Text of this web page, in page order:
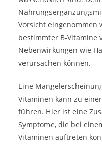
Vorsicht eingenommen
bestimmter B-Vitamine
Nebenwirkungen wie
verursachen können.
Eine
Vitaminen kann zu
führen. Hier ist eine
Symptome, die bei
Vitaminen auftreten